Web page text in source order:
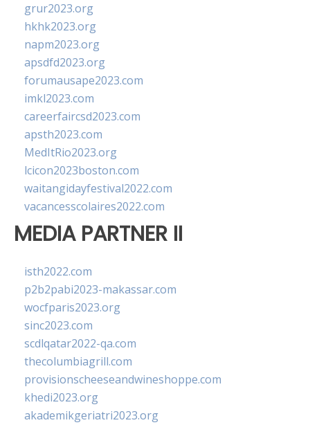
grur2023.org
hkhk2023.org
napm2023.org
apsdfd2023.org
forumausape2023.com
imkl2023.com
careerfaircsd2023.com
apsth2023.com
MedItRio2023.org
lcicon2023boston.com
waitangidayfestival2022.com
vacancesscolaires2022.com
MEDIA PARTNER II
isth2022.com
p2b2pabi2023-makassar.com
wocfparis2023.org
sinc2023.com
scdlqatar2022-qa.com
thecolumbiagrill.com
provisionscheeseandwineshoppe.com
khedi2023.org
akademikgeriatri2023.org